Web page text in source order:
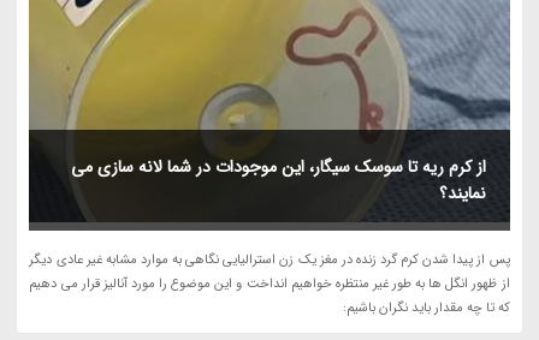
از کرم ریه تا سوسک سیگار، این موجودات در شما لانه سازی می
نمایند؟
پس از پیدا شدن کرم گرد زنده در مغز یک زن استرالیایی نگاهی به موارد مشابه غیر عادی دیگر
از ظهور انگل ها به طور غیر منتظره خواهیم انداخت و این موضوع را مورد آنالیز قرار می دهیم
که تا چه مقدار باید نگران باشیم: